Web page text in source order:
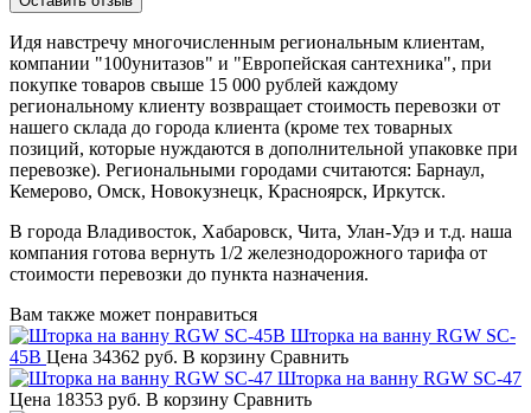
Идя навстречу многочисленным региональным клиентам,
компании "100унитазов" и "Европейская сантехника", при
покупке товаров свыше 15 000 рублей каждому
региональному клиенту возвращает стоимость перевозки от
нашего склада до города клиента (кроме тех товарных
позиций, которые нуждаются в дополнительной упаковке при
перевозке). Региональными городами считаются: Барнаул,
Кемерово, Омск, Новокузнецк, Красноярск, Иркутск.
В города Владивосток, Хабаровск, Чита, Улан-Удэ и т.д. наша
компания готова вернуть 1/2 железнодорожного тарифа от
стоимости перевозки до пункта назначения.
Вам также может понравиться
Шторка на ванну RGW SC-
45B Цена 34362 руб. В корзину Сравнить
Шторка на ванну RGW SC-47
Цена 18353 руб. В корзину Сравнить